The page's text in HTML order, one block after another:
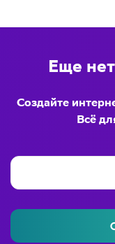
Еще
Создайте
Всё